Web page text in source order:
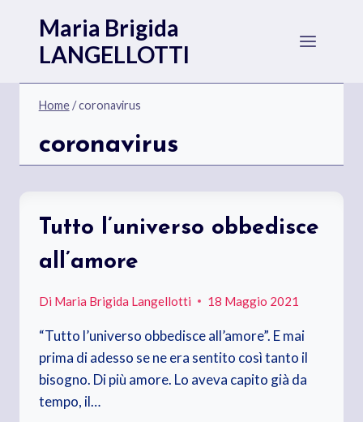
contenuto
Maria Brigida
LANGELLOTTI
Home/coronavirus
coronavirus
Tutto l’universo obbedisce
all’amore
Di Maria Brigida Langellotti 18 Maggio 2021
“Tutto l’universo obbedisce all’amore”. E mai
prima di adesso se ne era sentito così tanto il
bisogno. Di più amore. Lo aveva capito già da
tempo, il…